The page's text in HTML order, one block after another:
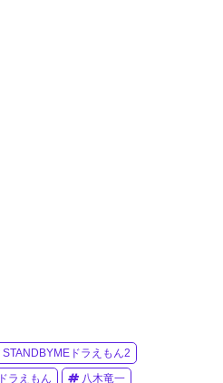
STANDBYMEドラえもん2
ドラえもん 八木竜一